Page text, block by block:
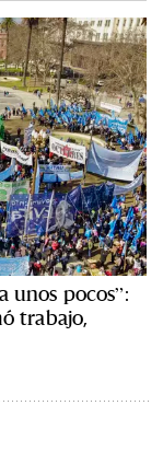
unos pocos”:
trabajo,